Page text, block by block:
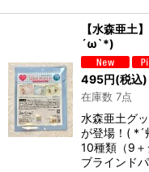
【水森亜土
´ω`*)
495円(税込)
在庫数 7点
水森亜土グ
が登場！( *´
10種類（9＋
ブラインド